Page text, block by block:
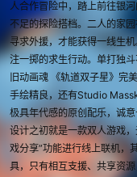
人合作冒险中，踏上前往银
不足的探险搭档。二人的家
寻求外援，才能获得一线生
注一掷的求生行动。单打独
旧动画魂 《轨道双子星》完
手绘精良，还有Studio
极具年代感的原创配乐，诚
设计之初就是一款双人游戏
戏分享”功能进行线上联机，
具，只有相互支援、共享资